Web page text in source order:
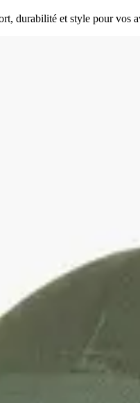
durabilité et style pour vos